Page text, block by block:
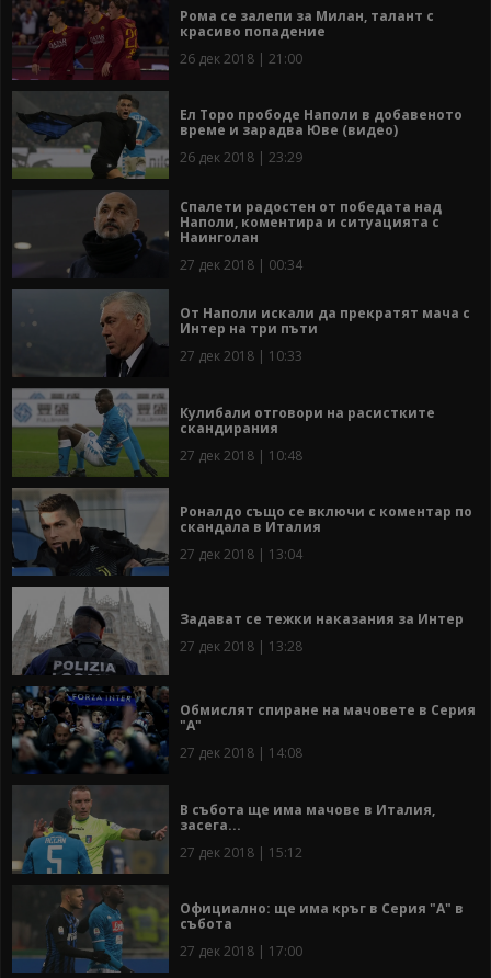
Рома се залепи за Милан, талант с
красиво попадение
26 дек 2018 | 21:00
Ел Торо прободе Наполи в добавеното
време и зарадва Юве (видео)
26 дек 2018 | 23:29
Спалети радостен от победата над
Наполи, коментира и ситуацията с
Наинголан
27 дек 2018 | 00:34
От Наполи искали да прекратят мача с
Интер на три пъти
27 дек 2018 | 10:33
Кулибали отговори на расистките
скандирания
27 дек 2018 | 10:48
Роналдо също се включи с коментар по
скандала в Италия
27 дек 2018 | 13:04
Задават се тежки наказания за Интер
27 дек 2018 | 13:28
Обмислят спиране на мачовете в Серия
"А"
27 дек 2018 | 14:08
В събота ще има мачове в Италия,
засега...
27 дек 2018 | 15:12
Официално: ще има кръг в Серия "А" в
събота
27 дек 2018 | 17:00